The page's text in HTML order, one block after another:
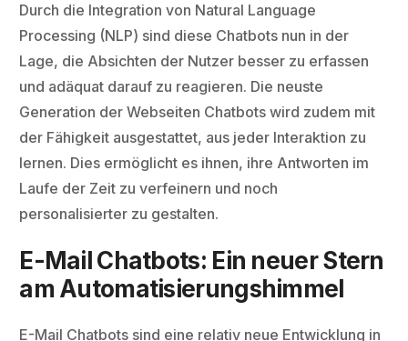
Durch die Integration von Natural Language
Processing (NLP) sind diese Chatbots nun in der
Lage, die Absichten der Nutzer besser zu erfassen
und adäquat darauf zu reagieren. Die neuste
Generation der Webseiten Chatbots wird zudem mit
der Fähigkeit ausgestattet, aus jeder Interaktion zu
lernen. Dies ermöglicht es ihnen, ihre Antworten im
Laufe der Zeit zu verfeinern und noch
personalisierter zu gestalten.
E-Mail Chatbots: Ein neuer Stern
am Automatisierungshimmel
E-Mail Chatbots sind eine relativ neue Entwicklung in